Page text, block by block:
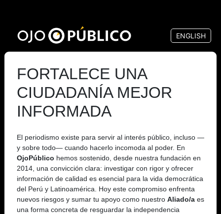
contenido
principal
ENGLISH
FORTALECE UNA
CIUDADANÍA MEJOR
INFORMADA
El periodismo existe para servir al interés público, incluso —
y sobre todo— cuando hacerlo incomoda al poder. En
OjoPúblico hemos sostenido, desde nuestra fundación en
2014, una convicción clara: investigar con rigor y ofrecer
información de calidad es esencial para la vida democrática
del Perú y Latinoamérica. Hoy este compromiso enfrenta
nuevos riesgos y sumar tu apoyo como nuestro Aliado/a es
una forma concreta de resguardar la independencia